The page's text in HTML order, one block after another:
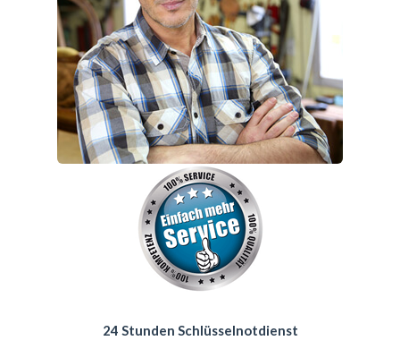
24 Stunden Schlüsselnotdienst